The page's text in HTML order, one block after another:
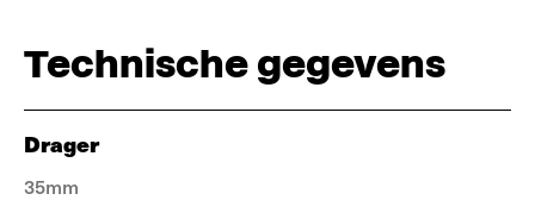
Technische gegevens
Drager
35mm